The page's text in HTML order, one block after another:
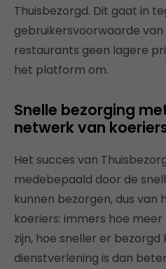
Thuisbezorgd. Dit gaat in
gebruikersvoorwaarde van
restaurants geen lagere
het platform om.
Snelle bezorging
netwerk van
Het succes van
medebepaald door de
kunnen bezorgen, dus van
koeriers: immers hoe
zijn, hoe sneller er bezorgd
dienstverlening is dan